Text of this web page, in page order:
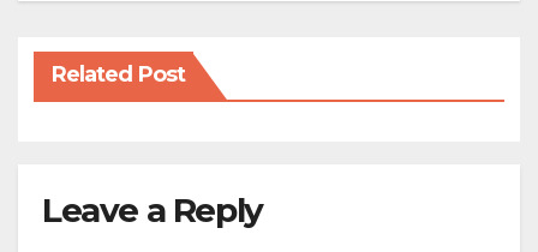
Related Post
Leave a Reply